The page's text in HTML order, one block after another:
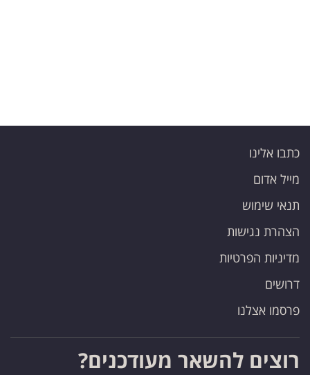
כתבו אלינו
מייל אדום
תנאי שימוש
הצהרת נגישות
מדיניות הפרטיות
דרושים
פרסמו אצלנו
רוצים להשאר מעודכנים?